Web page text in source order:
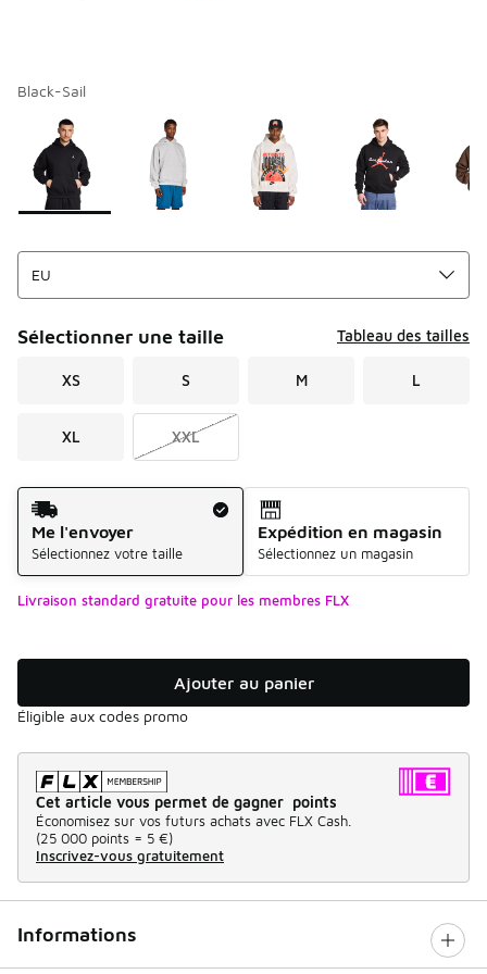
Black-Sail
Page 1 sur 1 affichant 1 à 7 des 7 couleurs.
Merci de sélectionner un style
Sélectionner une taille Tableau des tailles
XS S M L
XL XXL
Mode d'expédition
Me l'envoyer
Sélectionnez votre taille
Expédition en magasin
Sélectionnez un magasin
Livraison standard gratuite pour les membres FLX
Ajouter au panier
Éligible aux codes promo
Cet article vous permet de gagner points
Économisez sur vos futurs achats avec FLX Cash.
(25 000 points = 5 €)
Inscrivez-vous gratuitement
Informations